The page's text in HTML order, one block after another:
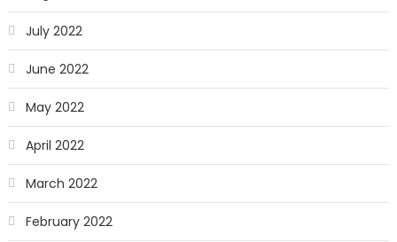
July 2022
June 2022
May 2022
April 2022
March 2022
February 2022